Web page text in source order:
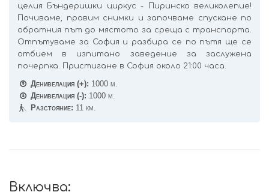
целия Бъндеришки циркус - Пиринско великолепие!
Почиваме, правим снимки и започваме спускане по
обратния път до мястото за среща с транспорта.
Отпътуваме за София и разбира се по пътя ще се
отбием в изпитано заведение за заслужена
почерпка. Пристигане в София около 21:00 часа.
Денивелация (+): 1000 м.
Денивелация (-): 1000 м.
Разстояние: 11 км.
Включва: